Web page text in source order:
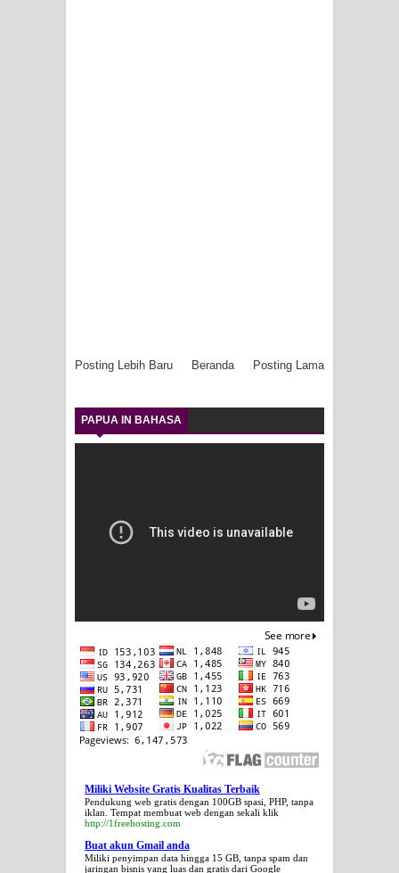
Posting Lebih Baru Posting Lama
Beranda
PAPUA IN BAHASA
Miliki Website Gratis Kualitas Terbaik
Pendukung web gratis dengan 100GB spasi, PHP, tanpa
iklan. Tempat membuat web dengan sekali klik
http://1freehosting.com
Buat akun Gmail anda
Miliki penyimpan data hingga 15 GB, tanpa spam dan
jaringan bisnis yang luas dan gratis dari Google